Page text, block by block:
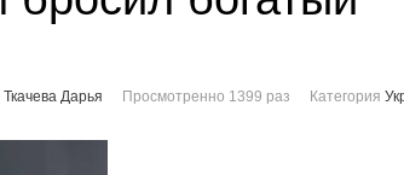
Ткачева Дарья Просмотренно 1399 раз Категория